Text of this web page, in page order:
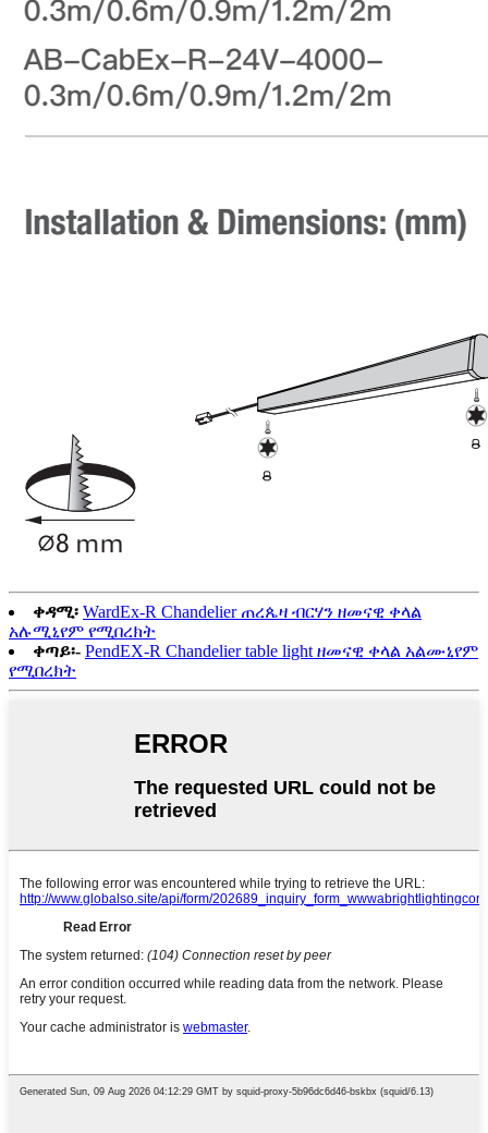
ቀዳሚ፡ WardEx-R Chandelier ጠረጴዛ ብርሃን ዘመናዊ ቀላል
አሉሚኒየም የሚበረክት
ቀጣይ፡- PendEX-R Chandelier table light ዘመናዊ ቀላል አልሙኒየም
የሚበረክት